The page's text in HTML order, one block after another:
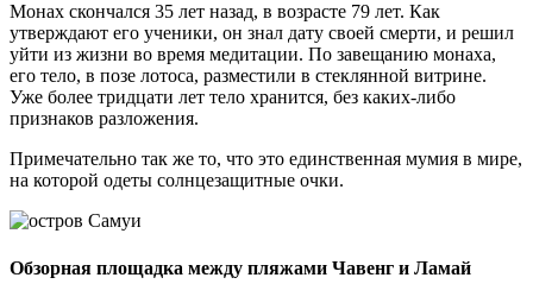
Монах скончался 35 лет назад, в возрасте 79 лет. Как
утверждают его ученики, он знал дату своей смерти, и решил
уйти из жизни во время медитации. По завещанию монаха,
его тело, в позе лотоса, разместили в стеклянной витрине.
Уже более тридцати лет тело хранится, без каких-либо
признаков разложения.
Примечательно так же то, что это единственная мумия в мире,
на которой одеты солнцезащитные очки.
Обзорная площадка между пляжами Чавенг и Ламай